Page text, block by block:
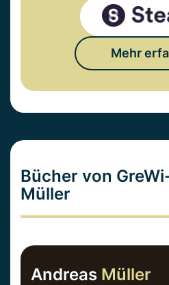
Mehr
Bücher von
Müller
Andreas Müller